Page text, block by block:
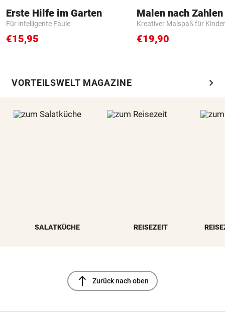
Erste Hilfe im Garten
Für intelligente Faule
€15,95
Kreativer Malspaß für Kinder
€19,90
VORTEILSWELT MAGAZINE chevron_right
SALATKÜCHE REISEZEIT
north Zurück nach oben